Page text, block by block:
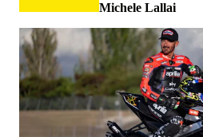
Michele Lallai